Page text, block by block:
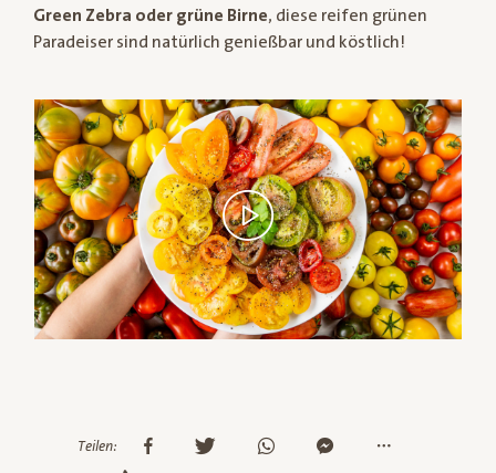
Green Zebra oder grüne Birne, diese reifen grünen
Paradeiser sind natürlich genießbar und köstlich!
Teilen: